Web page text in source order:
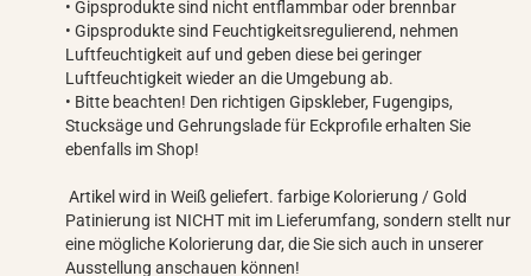
• Gipsprodukte sind nicht entflammbar oder brennbar
• Gipsprodukte sind Feuchtigkeitsregulierend, nehmen
Luftfeuchtigkeit auf und geben diese bei geringer
Luftfeuchtigkeit wieder an die Umgebung ab.
• Bitte beachten! Den richtigen Gipskleber, Fugengips,
Stucksäge und Gehrungslade für Eckprofile erhalten Sie
ebenfalls im Shop!
Artikel wird in Weiß geliefert. farbige Kolorierung / Gold
Patinierung ist NICHT mit im Lieferumfang, sondern stellt nur
eine mögliche Kolorierung dar, die Sie sich auch in unserer
Ausstellung anschauen können!